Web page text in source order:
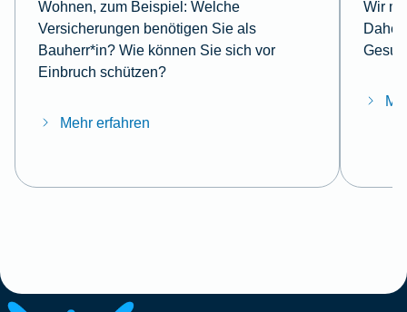
Wohnen, zum Beispiel: Welche
Versicherungen benötigen Sie als
Bauherr*in? Wie können Sie sich vor
Einbruch schützen?
Mehr erfahren
Wir
Daher